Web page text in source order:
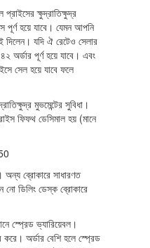
ক্ষুদ্রাতিক্ষুদ্র
পূর্ণ হয়ে যাবে। যেমন আপনি
দিলেন। যদি ঐ রেটেও সেলার
অর্ডার পূর্ণ হয়ে যাবে। এবং
সেল হয়ে যাবে ফলে
মুভমেন্টের সুবিধা।
ফিফথ ডেসিমাল হয় (মানে
অন্য ব্রোকারে সাধারণত
ডিলিং ডেস্ক ব্রোকারে
স্প্রেড ভ্যারিয়েবল।
করে। অর্ডার বেশি হলে স্প্রেড